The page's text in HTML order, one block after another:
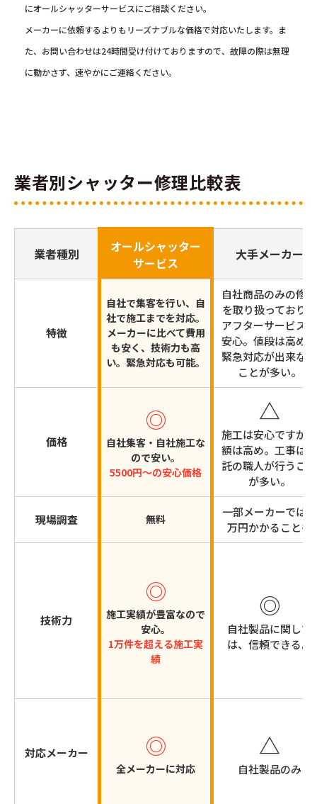
にオールシャッターサービスにご相談ください。
メーカーに依頼するよりもリーズナブルな価格で対応いたします。ま
た、お問い合わせは24時間受け付けておりますので、故障の際は無理
に動かさず、速やかにご連絡ください。
業者別シャッター修理比較表
業者種別
オールシャッター
サービス
大手メーカー
特徴
自社で集客を行い、自
社で施工までを対応。
メーカーに比べて費用
も安く、技術力も高
い。緊急対応も可能。
自社商品のみの修理
を取り扱っており、
アフターサービスは
安心。値段は高めで
緊急対応が出来ない
ことが多い。
価格
◎
自社集客・自社施工な
ので安い。
5500円～の安心価格
△
施工は安心ですが金
額は高め。工事は委
託の職人が行うこと
が多い。
現場調査 無料 一部メーカーでは
万円かかることも
技術力
◎
施工実績が豊富なので
安心。
1万件を超える施工実
績
◎
自社製品に関して
は、信頼できる。
対応メーカー ◎
全メーカーに対応
△
自社製品のみ